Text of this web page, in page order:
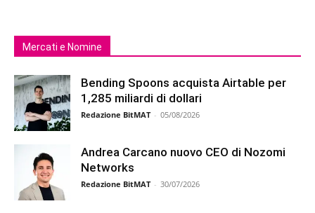
Mercati e Nomine
Bending Spoons acquista Airtable per
1,285 miliardi di dollari
Redazione BitMAT - 05/08/2026
Andrea Carcano nuovo CEO di Nozomi
Networks
Redazione BitMAT - 30/07/2026